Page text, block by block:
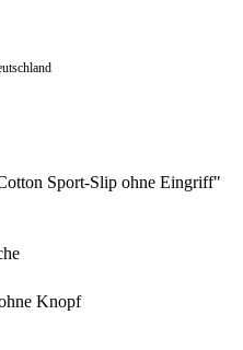
Sport-Slip ohne Eingriff"
Knopf